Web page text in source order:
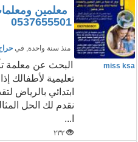
معلمين
0537655501
منذ سنة واحدة, في
miss ksa
البحث عن معلمة
تعليمية لأطفالك
ابتدائي بالرياض
نقدم لك الحل
ا...
٢٣٢